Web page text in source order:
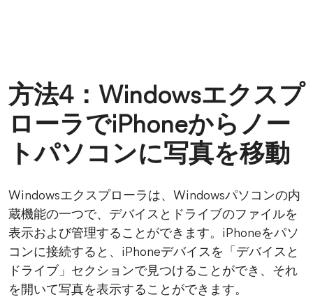
方法4：Windowsエクスプ
ローラでiPhoneからノー
トパソコンに写真を移動
Windowsエクスプローラは、Windowsパソコンの内
蔵機能の一つで、デバイスとドライブのファイルを
表示および管理することができます。iPhoneをパソ
コンに接続すると、iPhoneデバイスを「デバイスと
ドライブ」セクションで見つけることができ、それ
を開いて写真を表示することができます。